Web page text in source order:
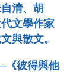
清、胡
文學作家
與散文。
《彼得與他